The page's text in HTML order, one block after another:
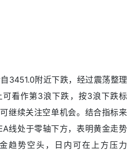
3451.0附近下跌，经过震荡整理
看作第3浪下跌，按3浪下跌标
继续关注空单机会。结合指标来
线处于零轴下方，表明黄金走势
趋势空头，日内可在上方压力